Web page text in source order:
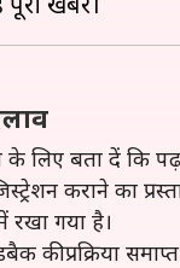
के लिए बता दें कि
कराने का
रखा गया है।
की प्रक्रिया